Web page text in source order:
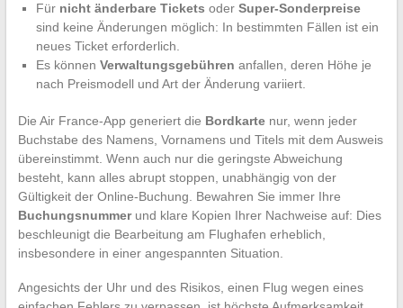
Für nicht änderbare Tickets oder Super-Sonderpreise
sind keine Änderungen möglich: In bestimmten Fällen ist ein
neues Ticket erforderlich.
Es können Verwaltungsgebühren anfallen, deren Höhe je
nach Preismodell und Art der Änderung variiert.
Die Air France-App generiert die Bordkartenur, wenn jeder
Buchstabe des Namens, Vornamens und Titels mit dem Ausweis
übereinstimmt. Wenn auch nur die geringste Abweichung
besteht, kann alles abrupt stoppen, unabhängig von der
Gültigkeit der Online-Buchung. Bewahren Sie immer Ihre
Buchungsnummerund klare Kopien Ihrer Nachweise auf: Dies
beschleunigt die Bearbeitung am Flughafen erheblich,
insbesondere in einer angespannten Situation.
Angesichts der Uhr und des Risikos, einen Flug wegen eines